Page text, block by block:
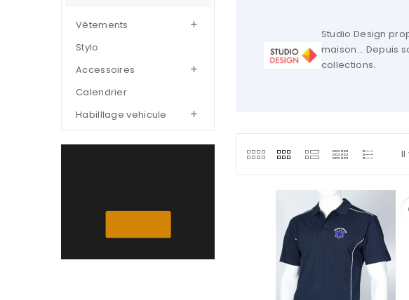
Vêtements 
Stylo
Accessoires

Calendrier
Habilllage vehicule

Studio Design
maison... Depuis
collections.
Il